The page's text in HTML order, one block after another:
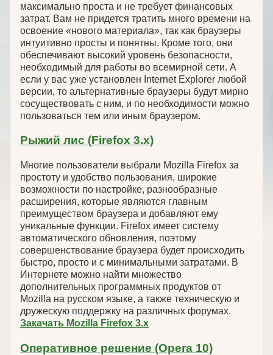
максимально проста и не требует финансовых
затрат. Вам не придется тратить много времени на
освоение «нового материала», так как браузеры
интуитивно просты и понятны. Кроме того, они
обеспечивают высокий уровень безопасности,
необходимый для работы во всемирной сети. А
если у вас уже установлен Internet Explorer любой
версии, то альтернативные браузеры будут мирно
сосуществовать с ним, и по необходимости можно
пользоваться тем или иным браузером.
Рыжий лис (Firefox 3.x)
Многие пользователи выбрали Mozilla Firefox за
простоту и удобство пользования, широкие
возможности по настройке, разнообразные
расширения, которые являются главным
преимуществом браузера и добавляют ему
уникальные функции. Firefox имеет систему
автоматического обновления, поэтому
совершенствование браузера будет происходить
быстро, просто и с минимальными затратами. В
Интернете можно найти множество
дополнительных программных продуктов от
Mozilla на русском языке, а также техническую и
дружескую поддержку на различных форумах.
Закачать Mozilla Firefox 3.x
Оперативное решение (Opera 10)